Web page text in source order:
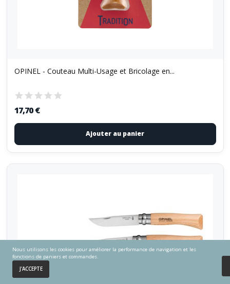
Accueil
OPINEL - Couteau Multi-Usage et Bricolage en...
17,70 €
Ajouter au panier
Nous utilisons les cookies pour améliorer la performance de navigation et les
fonctions de paniers et commandes.
J'ACCEPTE